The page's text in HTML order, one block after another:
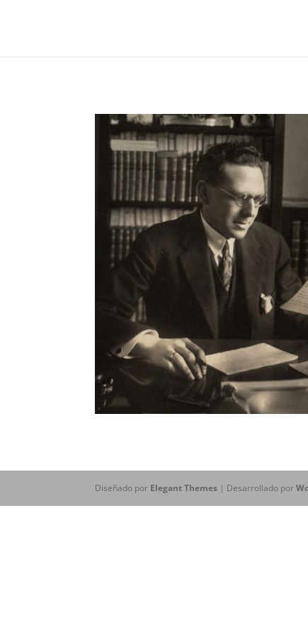
Diseñado por Elegant Themes | Desarrollado por